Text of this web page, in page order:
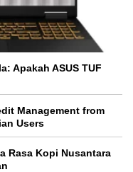
Apakah ASUS TUF
Management from
Users
Rasa Kopi Nusantara